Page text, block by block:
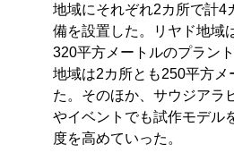
地域にそれぞれ2カ所で計4
備を設置した。リヤド地域
320平方メートルのプラン
地域は2カ所とも250平方メ
た。そのほか、サウジアラ
やイベントでも試作モデル
度を高めていった。